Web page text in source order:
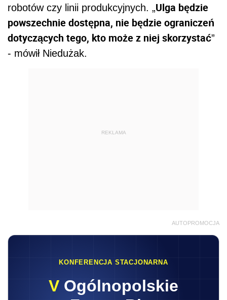
robotów czy linii produkcyjnych. „Ulga będzie
powszechnie dostępna, nie będzie ograniczeń
dotyczących tego, kto może z niej skorzystać”
- mówił Niedużak.
REKLAMA
AUTOPROMOCJA
KONFERENCJA STACJONARNA
V Ogólnopolskie